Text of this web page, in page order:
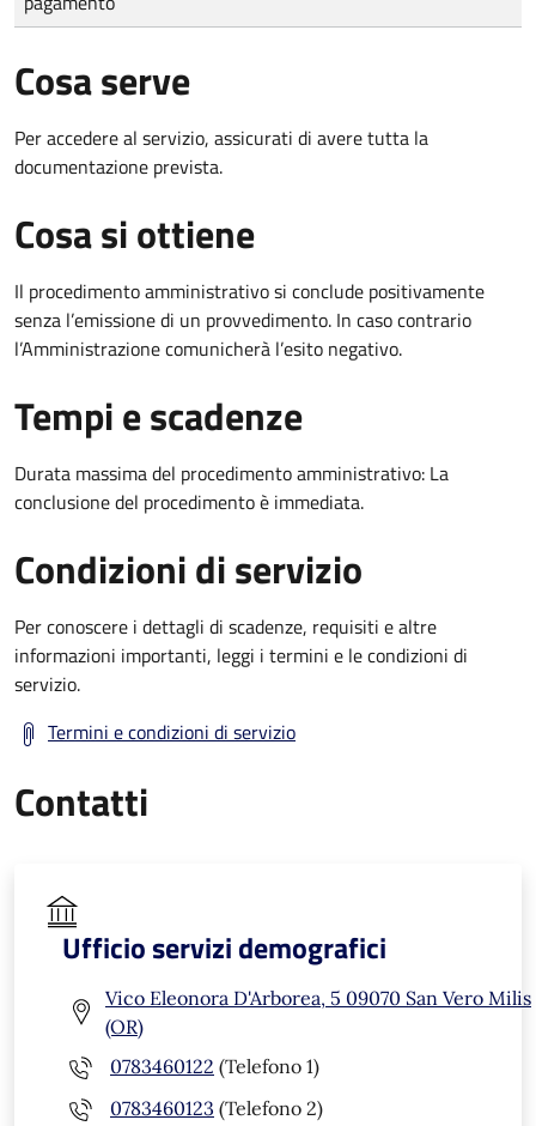
Cosa serve
Per accedere al servizio, assicurati di avere tutta la
documentazione prevista.
Cosa si ottiene
Il procedimento amministrativo si conclude positivamente
senza l’emissione di un provvedimento. In caso contrario
l’Amministrazione comunicherà l’esito negativo.
Tempi e scadenze
Durata massima del procedimento amministrativo: La
conclusione del procedimento è immediata.
Condizioni di servizio
Per conoscere i dettagli di scadenze, requisiti e altre
informazioni importanti, leggi i termini e le condizioni di
servizio.
Termini e condizioni di servizio
Contatti
Ufficio servizi demografici
Vico Eleonora D'Arborea, 5 09070 San Vero Milis
(OR)
0783460122 (Telefono 1)
0783460123 (Telefono 2)